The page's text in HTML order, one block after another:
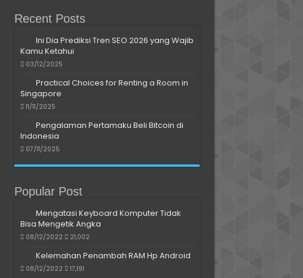
Recent Posts
Ini Dia Prediksi Tren SEO 2026 yang Wajib
Kamu Ketahui
03/12/2025
Practical Choices for Renting a Room in
Singapore
11/11/2025
Pengalaman Pertamaku Beli Bitcoin di
Indonesia
07/11/2025
Popular Post
Mengatasi Keyboard Komputer Tidak
Bisa Mengetik Angka
08/12/2022 21,002
Kelemahan Penambah RAM Hp Android
08/12/2022 17,191